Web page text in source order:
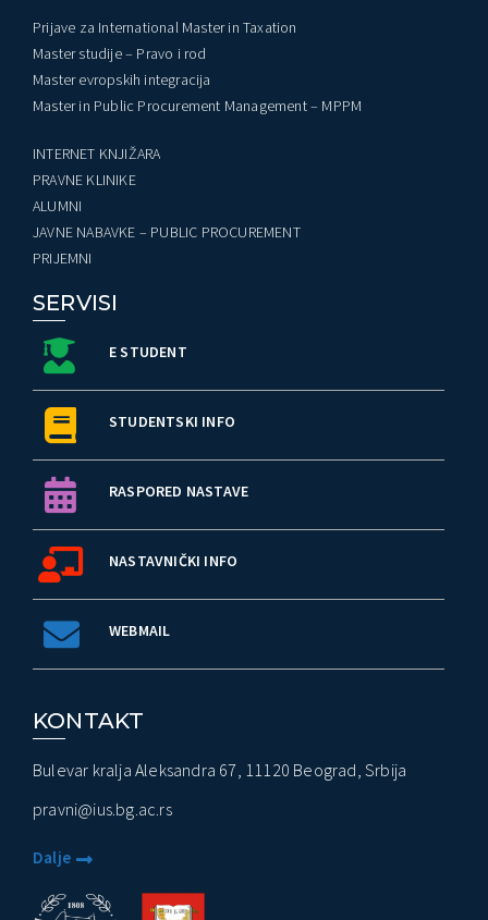
Prijave za International Master in Taxation
Master studije – Pravo i rod
Master evropskih integracija
Master in Public Procurement Management – MPPM
INTERNET KNJIŽARA
PRAVNE KLINIKE
ALUMNI
JAVNE NABAVKE – PUBLIC PROCUREMENT
PRIJEMNI
SERVISI
E STUDENT
STUDENTSKI INFO
RASPORED NASTAVE
NASTAVNIČKI INFO
WEBMAIL
KONTAKT
Bulevar kralja Aleksandra 67, 11120 Beograd, Srbija
pravni@ius.bg.ac.rs
Dalje
Poslovanja” – Događaji